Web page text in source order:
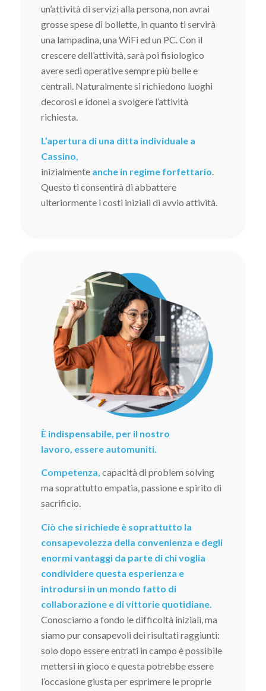
un’attività di servizi alla persona, non avrai
grosse spese di bollette, in quanto ti servirà
una lampadina, una WiFi ed un PC. Con il
crescere dell’attività, sarà poi fisiologico
avere sedi operative sempre più belle e
centrali. Naturalmente si richiedono luoghi
decorosi e idonei a svolgere l’attività
richiesta.
L’apertura di una ditta individuale a
Cassino,
inizialmente anche in regime forfettario
Questo ti consentirà di abbattere
ulteriormente i costi iniziali di avvio attività.
È indispensabile, per il nostro
lavoro, essere automuniti.
Competenza, capacità di problem solving
ma soprattutto empatia, passione e spirito di
sacrificio.
Ciò che si richiede è soprattutto la
consapevolezza della convenienza e degli
enormi vantaggi da parte di chi voglia
condividere questa esperienza e
introdursi in un mondo fatto di
collaborazione e di vittorie quotidiane.
Conosciamo a fondo le difficoltà iniziali, ma
siamo pur consapevoli dei risultati raggiunti:
solo dopo essere entrati in campo è possibile
mettersi in gioco e questa potrebbe essere
l’occasione giusta per esprimere le proprie